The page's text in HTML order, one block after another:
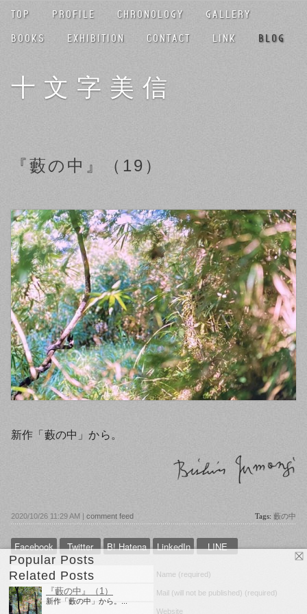
TOP PROFILE CHRONOLOGY
GALLERY
BOOKS
EXHIBITION CONTACT LINK BLOG
十文字美信
『藪の中』（19）
新作「藪の中」から。
Tags: 藪の中
2020/10/26 11:29 AM | comment feed
Facebook Twitter B! Hatena LinkedIn LINE
Name (required)
Mail (will not be published) (required)
Website
Popular Posts
Related Posts
『藪の中』（1）
新作「藪の中」から。...